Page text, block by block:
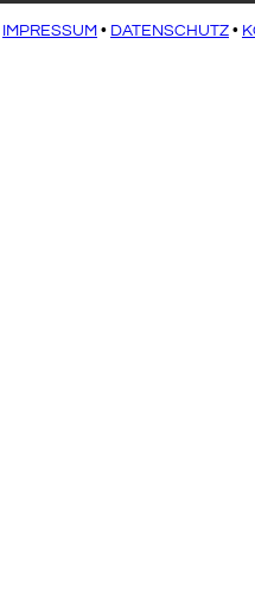
IMPRESSUM • DATENSCHUTZ •